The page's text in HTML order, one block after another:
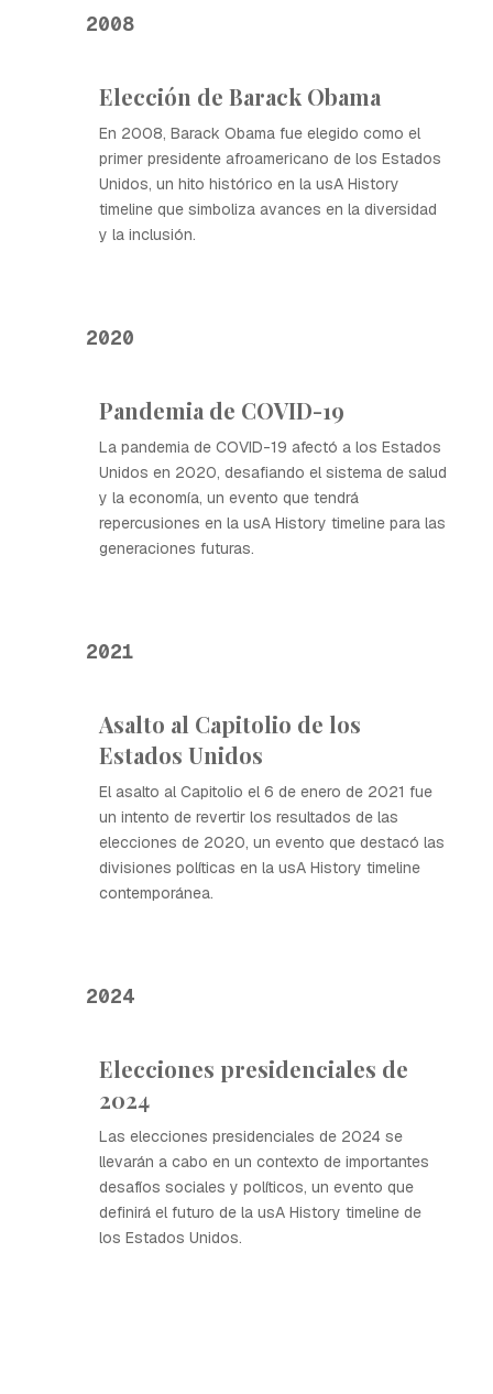
2008
Elección de Barack Obama
En 2008, Barack Obama fue elegido como el
primer presidente afroamericano de los Estados
Unidos, un hito histórico en la usA History
timeline que simboliza avances en la diversidad
y la inclusión.
2020
Pandemia de COVID-19
La pandemia de COVID-19 afectó a los Estados
Unidos en 2020, desafiando el sistema de salud
y la economía, un evento que tendrá
repercusiones en la usA History timeline para las
generaciones futuras.
2021
Asalto al Capitolio de los
Estados Unidos
El asalto al Capitolio el 6 de enero de 2021 fue
un intento de revertir los resultados de las
elecciones de 2020, un evento que destacó las
divisiones políticas en la usA History timeline
contemporánea.
2024
Elecciones presidenciales de
2024
Las elecciones presidenciales de 2024 se
llevarán a cabo en un contexto de importantes
desafíos sociales y políticos, un evento que
definirá el futuro de la usA History timeline de
los Estados Unidos.